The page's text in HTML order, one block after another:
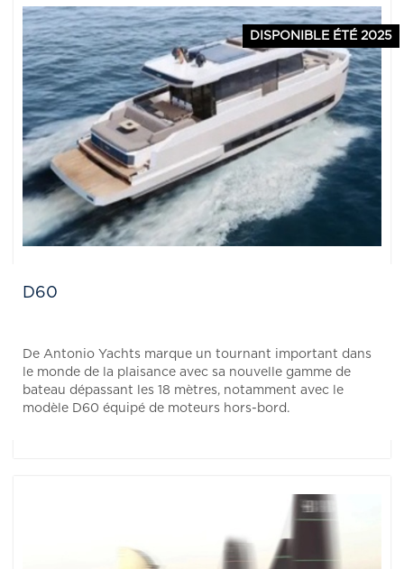
DISPONIBLE ÉTÉ 2025
D60
De Antonio Yachts marque un tournant important dans
le monde de la plaisance avec sa nouvelle gamme de
bateau dépassant les 18 mètres, notamment avec le
modèle D60 équipé de moteurs hors-bord.